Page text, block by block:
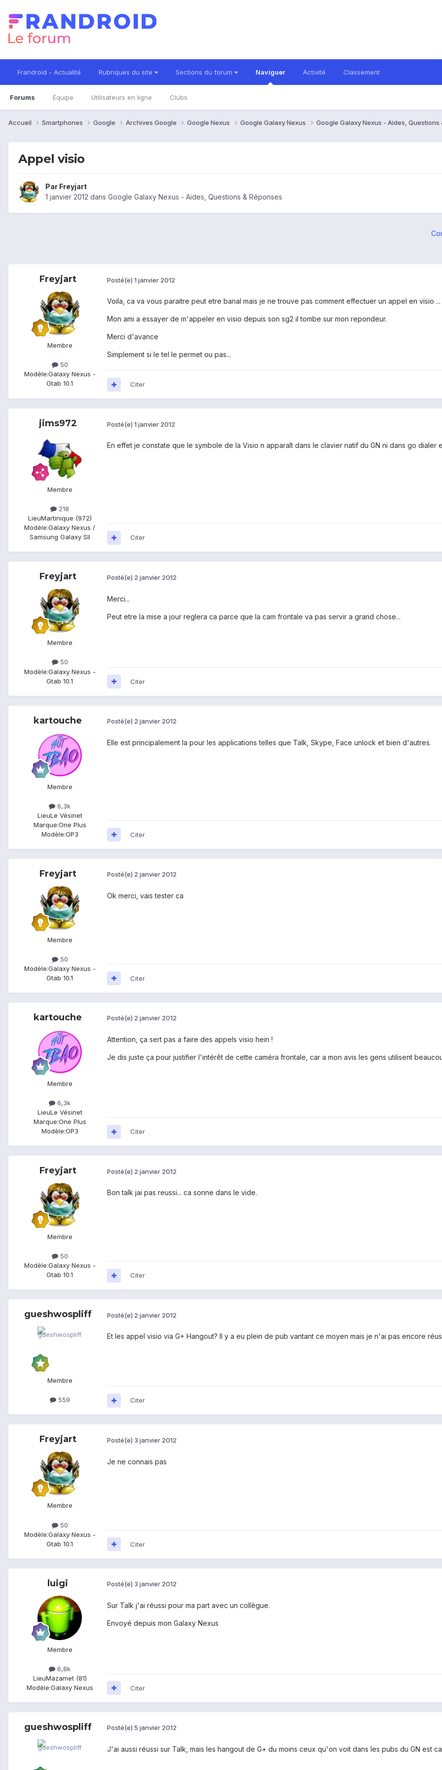
Frandroid - Actualité Rubriques du site Sections du forum Naviguer
Forums Équipe Utilisateurs en ligne Clubs
Activité Classement
Accueil Smartphones Google Archives Google Google Nexus Google Galaxy Nexus Google Galaxy Nexus - Aides, Questions
Appel visio
Par Freyjart
1 janvier 2012 dans Google Galaxy Nexus - Aides, Questions & Réponses
Freyjart
Membre
50
Modèle:Galaxy Nexus -
Gtab 10.1
Posté(e) 1 janvier 2012
Voila, ca va vous paraitre peut etre banal mais je ne trouve pas comment effectuer un appel en visio ...
Mon ami a essayer de m'appeler en visio depuis son sg2 il tombe sur mon repondeur.
Merci d'avance
Simplement si le tel le permet ou pas...
Citer
jims972
Membre
218
LieuMartinique (972)
Modèle:Galaxy Nexus /
Samsung Galaxy SII
Posté(e) 1 janvier 2012
En effet je constate que le symbole de la Visio n apparaît dans le clavier natif du GN ni dans go dialer
Citer
Freyjart
Membre
50
Modèle:Galaxy Nexus -
Gtab 10.1
Posté(e) 2 janvier 2012
Merci...
Peut etre la mise a jour reglera ca parce que la cam frontale va pas servir a grand chose...
Citer
kartouche
Membre
6,3k
LieuLe Vésinet
Marque:One Plus
Modèle:OP3
Posté(e) 2 janvier 2012
Elle est principalement la pour les applications telles que Talk, Skype, Face unlock et bien d'autres.
Citer
Freyjart
Membre
50
Modèle:Galaxy Nexus -
Gtab 10.1
Posté(e) 2 janvier 2012
Ok merci, vais tester ca
Citer
kartouche
Membre
6,3k
LieuLe Vésinet
Marque:One Plus
Modèle:OP3
Posté(e) 2 janvier 2012
Attention, ça sert pas a faire des appels visio hein !
Je dis juste ça pour justifier l'intérêt de cette caméra frontale, car a mon avis les gens utilisent
Citer
Freyjart
Membre
50
Modèle:Galaxy Nexus -
Gtab 10.1
Posté(e) 2 janvier 2012
Bon talk jai pas reussi... ca sonne dans le vide.
Citer
gueshwospliff
Membre
559
Posté(e) 2 janvier 2012
Et les appel visio via G+ Hangout? Il y a eu plein de pub vantant ce moyen mais je n'ai pas encore
Citer
Freyjart
Membre
50
Modèle:Galaxy Nexus -
Gtab 10.1
Posté(e) 3 janvier 2012
Je ne connais pas
Citer
luigi
Membre
6,8k
LieuMazamet (81)
Modèle:Galaxy Nexus
Posté(e) 3 janvier 2012
Sur Talk j'ai réussi pour ma part avec un collègue.
Envoyé depuis mon Galaxy Nexus
Citer
gueshwospliff Posté(e) 5 janvier 2012
J'ai aussi réussi sur Talk, mais les hangout de G+ du moins ceux qu'on voit dans les pubs du GN est